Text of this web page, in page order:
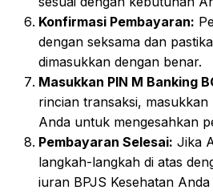
Konfirmasi Pembayaran:
dengan seksama dan
dimasukkan dengan benar.
Masukkan PIN M Banking
rincian transaksi,
Anda untuk mengesahkan
Pembayaran Selesai: Jika
langkah-langkah di atas
iuran BPJS Kesehatan